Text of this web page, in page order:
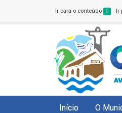
Ir para o conteúdo 1 Ir
Início O